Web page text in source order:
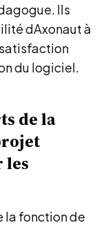
Ils
dAxonaut à
du logiciel.
de la
les
la fonction de